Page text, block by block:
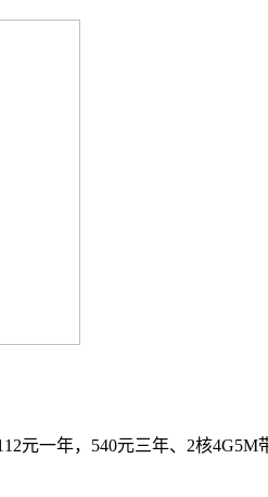
元一年，540元三年、2核